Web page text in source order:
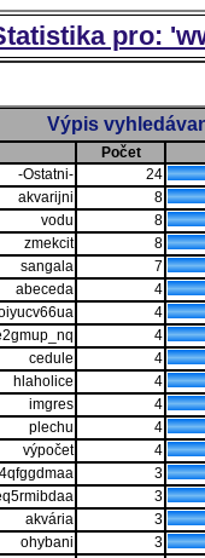
pro:
Výpis
Počet
-Ostatni-
24
akvarijni
8
vodu
8
zmekcit
8
sangala
7
abeceda
4
4
4
cedule
4
hlaholice
4
imgres
4
plechu
4
výpočet
4
3
3
akvária
3
ohybani
3